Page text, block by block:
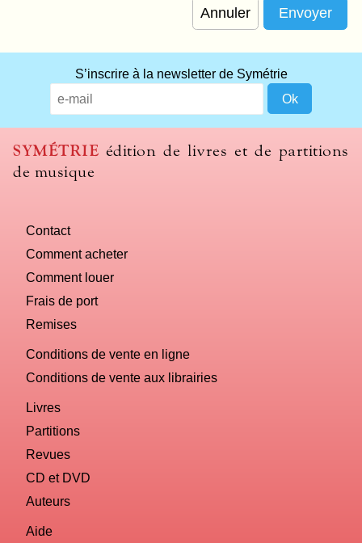
Annuler
S’inscrire à la newsletter de Symétrie
SYMÉTRIE édition de livres et de partitions
de musique
Contact
Comment acheter
Comment louer
Frais de port
Remises
Conditions de vente en ligne
Conditions de vente aux librairies
Livres
Partitions
Revues
CD et DVD
Auteurs
Aide